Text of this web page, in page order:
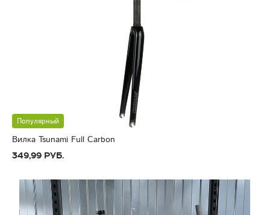
Популярный
Вилка Tsunami Full Carbon
349,99 руб.